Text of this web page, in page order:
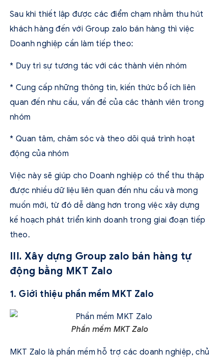
Sau khi thiết lập được các điểm chạm nhằm thu hút
khách hàng đến với Group zalo bán hàng thì việc
Doanh nghiệp cần làm tiếp theo:
* Duy trì sự tương tác với các thành viên nhóm
* Cung cấp những thông tin, kiến thức bổ ích liên
quan đến nhu cầu, vấn đề của các thành viên trong
nhóm
* Quan tâm, chăm sóc và theo dõi quá trình hoạt
động của nhóm
Việc này sẽ giúp cho Doanh nghiệp có thể thu thập
được nhiều dữ liệu liên quan đến nhu cầu và mong
muốn mới, từ đó dễ dàng hơn trong việc xây dựng
kế hoạch phát triển kinh doanh trong giai đoạn tiếp
theo.
III. Xây dựng Group zalo bán hàng tự
động bằng MKT Zalo
1. Giới thiệu phần mềm MKT Zalo
Phần mềm MKT Zalo
MKT Zalo là phần mềm hỗ trợ các doanh nghiệp, chủ